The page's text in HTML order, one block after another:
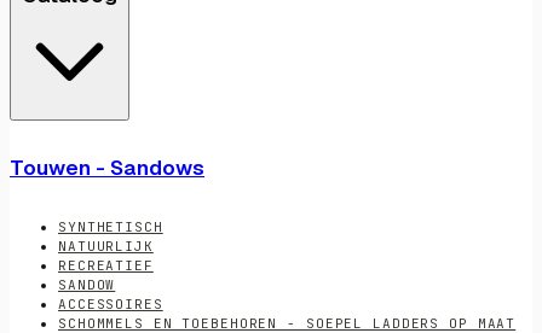
Touwen - Sandows
SYNTHETISCH
NATUURLIJK
RECREATIEF
SANDOW
ACCESSOIRES
SCHOMMELS EN TOEBEHOREN - SOEPEL LADDERS OP MAAT